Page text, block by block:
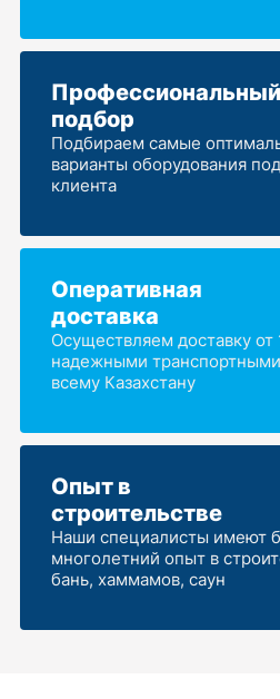
Профессиональный
подбор
Подбираем самые
варианты оборудования
клиента
Оперативная
доставка
Осуществляем доставку от
надежными
всему Казахстану
Опыт в
строительстве
Наши специалисты имеют
многолетний опыт в
бань, хаммамов, саун